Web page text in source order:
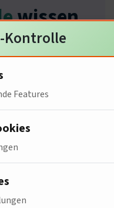
wissen
den
unserer
Ihre Seite
Kontrolle
Features